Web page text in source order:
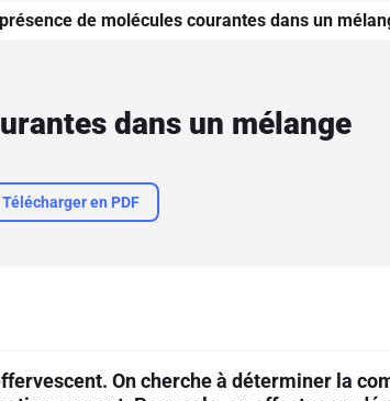
de molécules courantes dans un
dans un mélange
Télécharger en PDF
On cherche à déterminer la